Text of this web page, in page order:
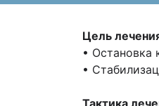
Цель
• Остановка
•